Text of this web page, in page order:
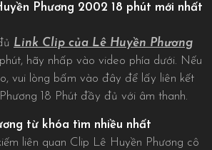
Phương 2002 18 phút mới nhất
Link Clip của Lê Huyền Phương
hãy nhấp vào video phía dưới. Nếu
vui lòng bấm vào đây để lấy liên kết
18 Phút đầy đủ với âm thanh.
từ khóa tìm nhiều nhất
liên quan Clip Lê Huyền Phương cô